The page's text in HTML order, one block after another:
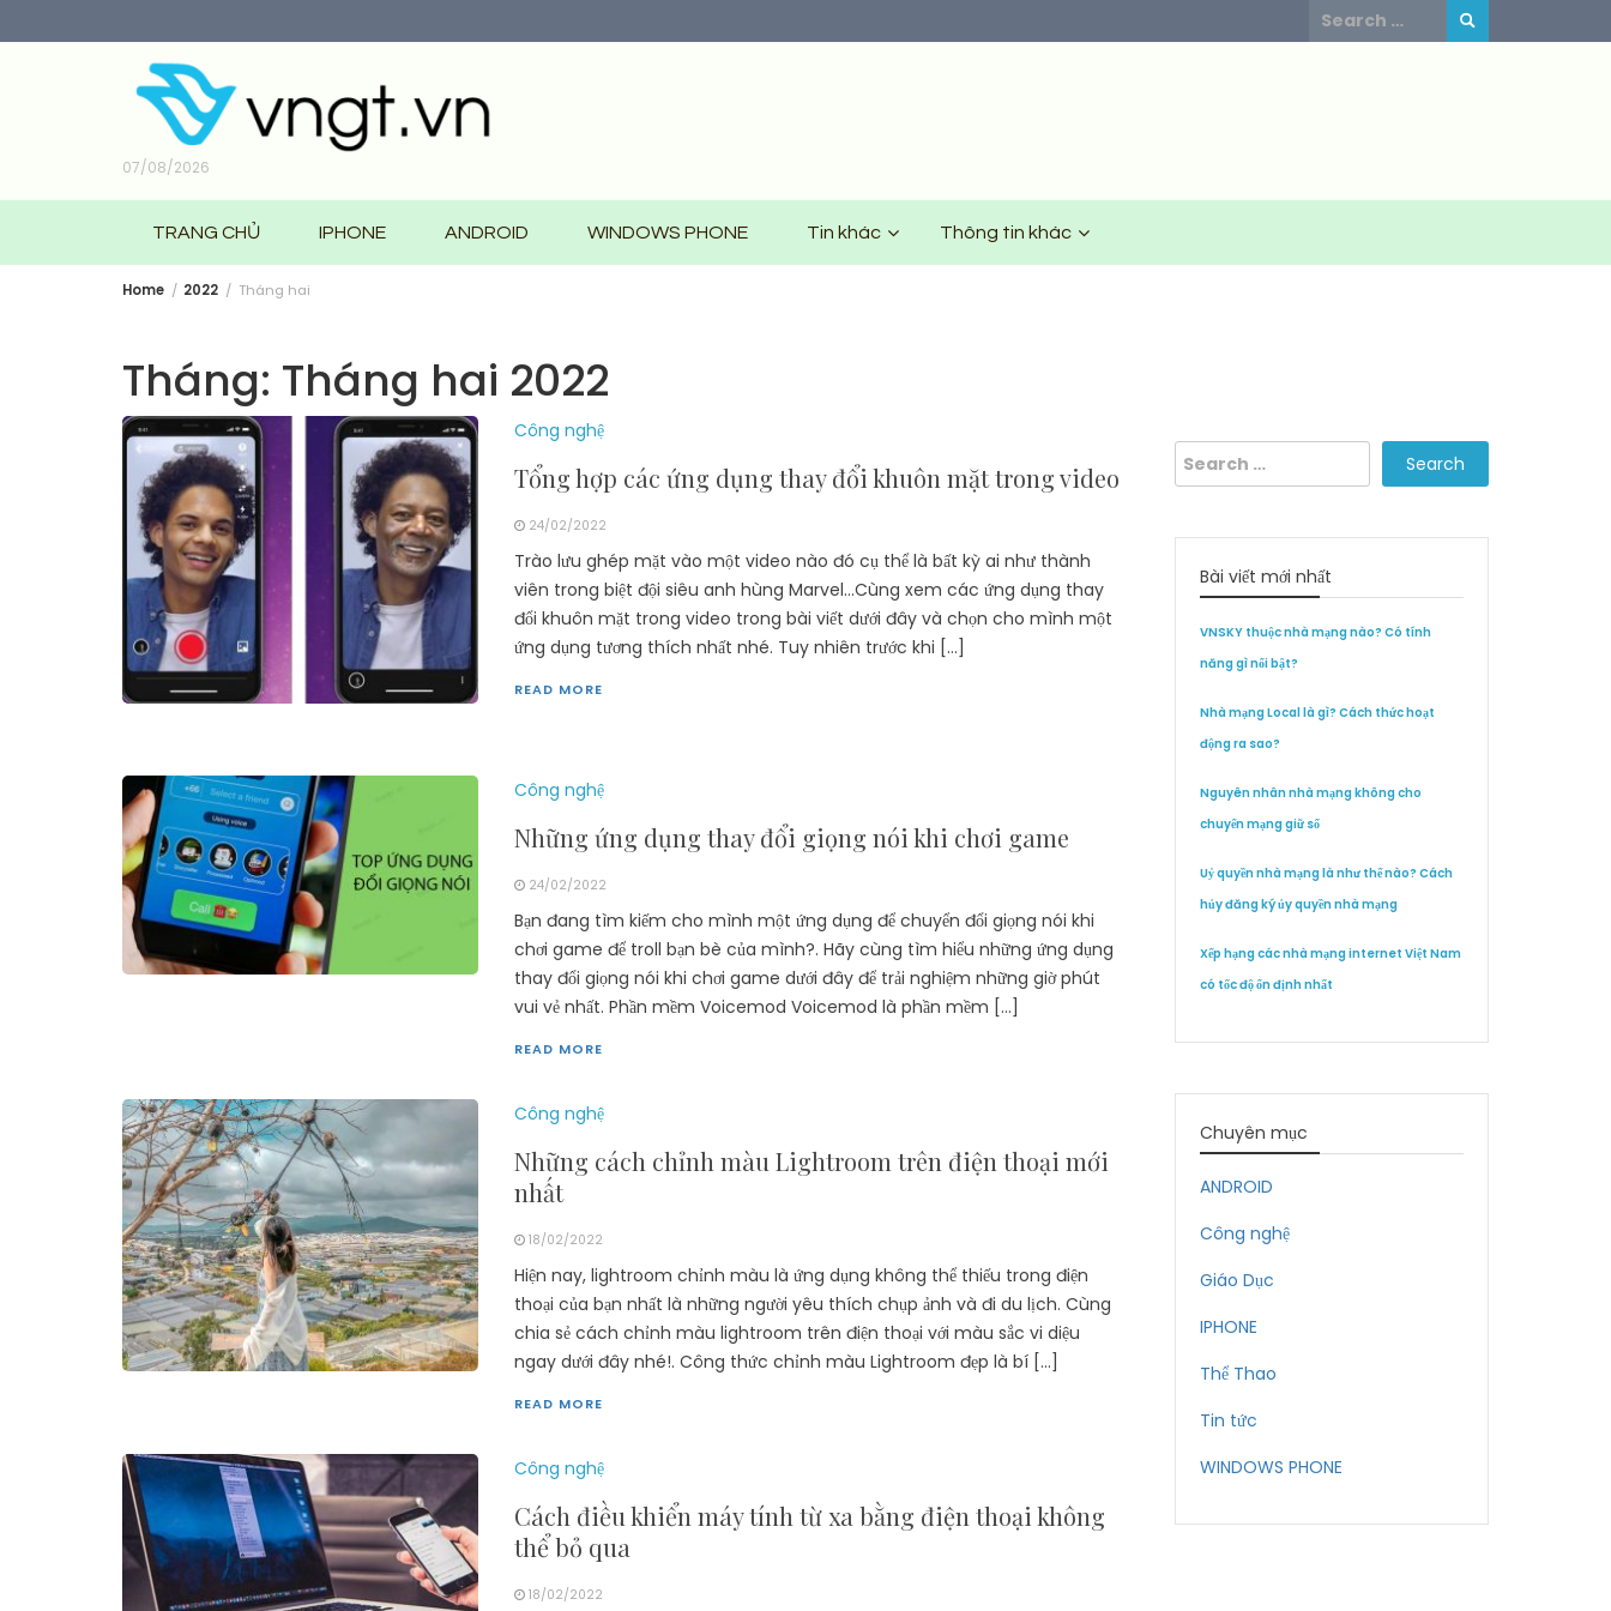
to
Search
for:
07/08/2026
TRANG CHỦ IPHONE ANDROID WINDOWS PHONE Tin khác Thông tin khác
Home 2022 Tháng hai
Tháng: Tháng hai 2022
Công nghệ
Tổng hợp các ứng dụng thay đổi khuôn mặt trong video
24/02/2022
Trào lưu ghép mặt vào một video nào đó cụ thể là bất kỳ ai như thành
viên trong biệt đội siêu anh hùng Marvel…Cùng xem các ứng dụng thay
đổi khuôn mặt trong video trong bài viết dưới đây và chọn cho mình một
ứng dụng tương thích nhất nhé. Tuy nhiên trước khi […]
READ MORE
Công nghệ
Những ứng dụng thay đổi giọng nói khi chơi game
24/02/2022
Bạn đang tìm kiếm cho mình một ứng dụng để chuyển đổi giọng nói khi
chơi game để troll bạn bè của mình?. Hãy cùng tìm hiểu những ứng dụng
thay đổi giọng nói khi chơi game dưới đây để trải nghiệm những giờ phút
vui vẻ nhất. Phần mềm Voicemod Voicemod là phần mềm […]
READ MORE
Công nghệ
Những cách chỉnh màu Lightroom trên điện thoại mới
nhất
18/02/2022
Hiện nay, lightroom chỉnh màu là ứng dụng không thể thiếu trong điện
thoại của bạn nhất là những người yêu thích chụp ảnh và đi du lịch. Cùng
chia sẻ cách chỉnh màu lightroom trên điện thoại với màu sắc vi diệu
ngay dưới đây nhé!. Công thức chỉnh màu Lightroom đẹp là bí […]
READ MORE
Công nghệ
Cách điều khiển máy tính từ xa bằng điện thoại không
thể bỏ qua
18/02/2022
Search
for:
Bài viết mới nhất
VNSKY thuộc nhà mạng nào? Có tính
năng gì nổi bật?
Nhà mạng Local là gì? Cách thức hoạt
động ra sao?
Nguyên nhân nhà mạng không cho
chuyển mạng giữ số
Uỷ quyền nhà mạng là như thế nào? Cách
hủy đăng ký ủy quyền nhà mạng
Xếp hạng các nhà mạng internet Việt Nam
có tốc độ ổn định nhất
Chuyên mục
ANDROID
Công nghệ
Giáo Dục
IPHONE
Thể Thao
Tin tức
WINDOWS PHONE